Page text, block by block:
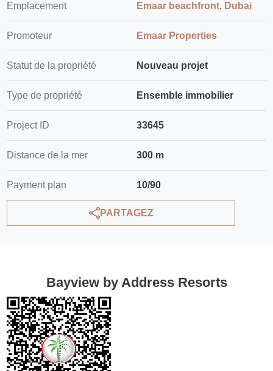
Emplacement Emaar beachfront, Dubai
Promoteur Emaar Properties
Statut de la propriété Nouveau projet
Type de propriété Ensemble immobilier
Project ID 33645
Distance de la mer 300 m
Payment plan 10/90
PARTAGEZ
Bayview by Address Resorts